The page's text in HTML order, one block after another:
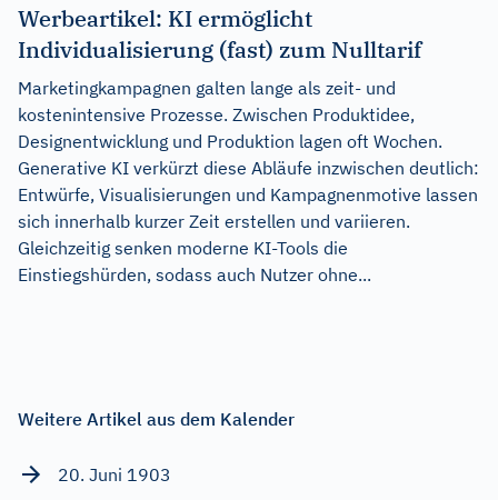
Werbeartikel: KI ermöglicht
Individualisierung (fast) zum Nulltarif
Marketingkampagnen galten lange als zeit- und
kostenintensive Prozesse. Zwischen Produktidee,
Designentwicklung und Produktion lagen oft Wochen.
Generative KI verkürzt diese Abläufe inzwischen deutlich:
Entwürfe, Visualisierungen und Kampagnenmotive lassen
sich innerhalb kurzer Zeit erstellen und variieren.
Gleichzeitig senken moderne KI-Tools die
Einstiegshürden, sodass auch Nutzer ohne...
Weitere Artikel aus dem Kalender
20. Juni 1903